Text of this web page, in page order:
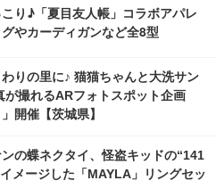
り♪「夏目友人帳」コラボアパレ
やカーディガンなど全8型
わりの里に♪ 猫猫ちゃんと大洗サン
撮れるARフォトスポット企画
開催【茨城県】
ンの蝶ネクタイ、怪盗キッドの“141
メージした「MAYLA」リングセッ